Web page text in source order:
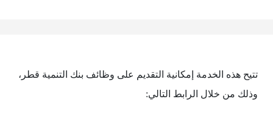
تتيح هذه الخدمة إمكانية التقديم على وظائف بنك التنمية قطر،
وذلك من خلال الرابط التالي: